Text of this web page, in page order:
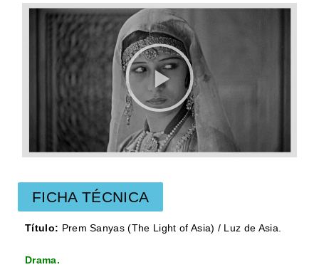
FICHA TÉCNICA
Título: Prem Sanyas (The Light of Asia) / Luz de Asia.
Drama.